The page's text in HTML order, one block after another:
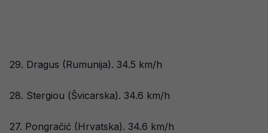
29. Dragus (Rumunija). 34.5 km/h
28. Stergiou (Švicarska). 34.6 km/h
27. Pongračić (Hrvatska). 34.6 km/h